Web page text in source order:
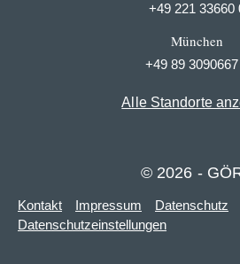
+49 221 33660
München
+49 89
Alle Standorte
© 2026 -
Kontakt Impressum
Datenschutz
Datenschutzeinstellungen